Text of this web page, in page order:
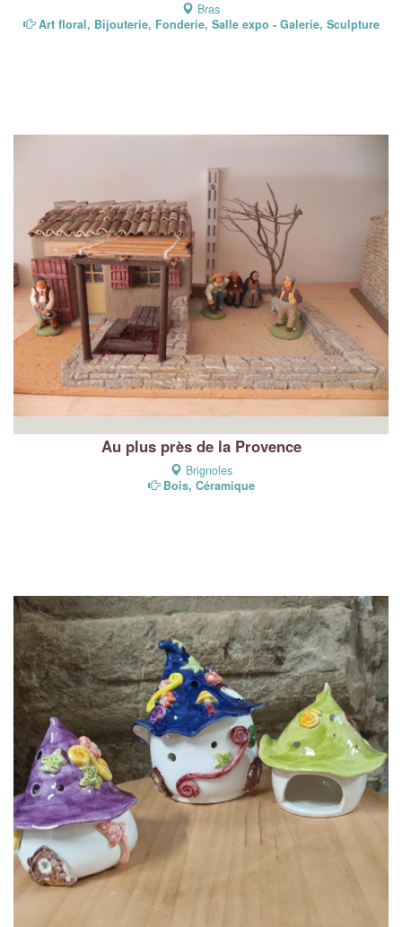
Bras
Art floral, Bijouterie, Fonderie, Salle expo - Galerie, Sculpture
Au plus près de la Provence
Brignoles
Bois, Céramique